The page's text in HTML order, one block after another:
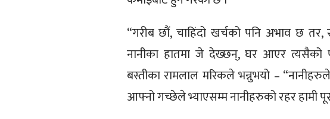
“गरीब छौं, चाहिंदो खर्चको पनि अभाव छ
नानीका हातमा जे देख्छन्, घर आएर त्यसैको
बस्तीका रामलाल मरिकले भन्नुभयो –
आफ्नो गच्छेले भ्याएसम्म नानीहरुको रहर हामी